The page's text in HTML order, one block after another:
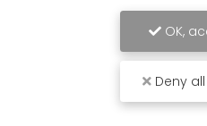
OK,
Deny